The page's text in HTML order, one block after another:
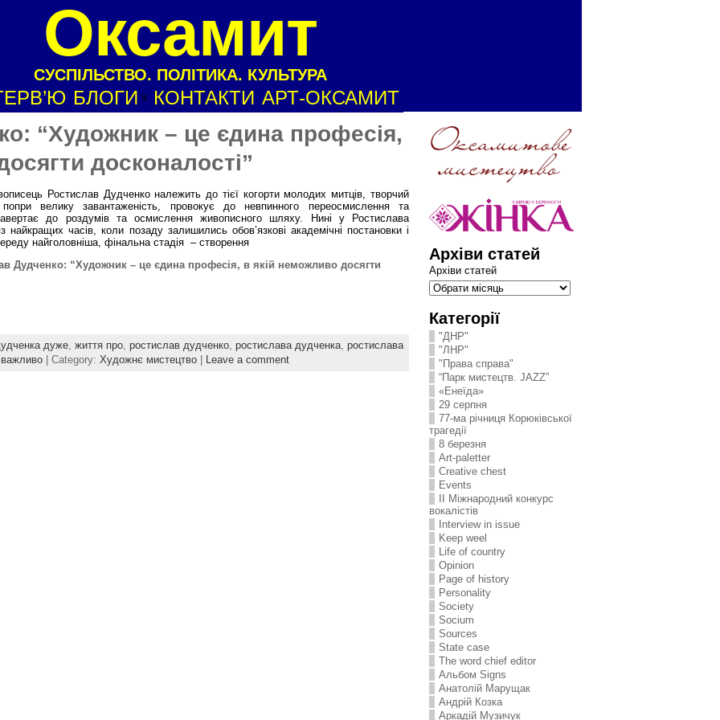
Оксамит
СУСПІЛЬСТВО. ПОЛІТИКА. КУЛЬТУРА
БЛОГИ КОНТАКТИ АРТ-ОКСАМИТ
“Художник – це єдина професія,
досконалості”
Ростислав Дудченко належить до тієї когорти молодих митців, творчий
велику завантаженість, провокує до невпинного переосмислення та
навертає до роздумів та осмислення живописного шляху. Нині у Ростислава
найкращих часів, коли позаду залишились обов’язкові академічні постановки і
найголовніша, фінальна стадія – створення
Дудченко: “Художник – це єдина професія, в якій неможливо досягти
дуже життя про ростислав дудченко ростислава дудченка ростислава
| Category: Художнє мистецтво | Leave a comment
Архіви статей
Архіви статей
Категорії
"ДНР"
"ЛНР"
"Права справа"
“Парк мистецтв. JAZZ”
«Енеїда»
29 серпня
77-ма річниця Корюківської
трагедії
8 березня
Art-paletter
Creative chest
Events
II Міжнародний конкурс
вокалістів
Interview in issue
Keep weel
Life of country
Opinion
Page of history
Personality
Society
Socium
Sources
State case
The word chief editor
Альбом Signs
Анатолій Марущак
Андрій Козка
Аркадій Музичук